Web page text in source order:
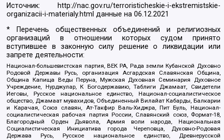
Источник:
http://nac.gov.ru/terroristicheskie-i-ekstremistskie-
organizacii-i-materialy.html данные на06.12.2021
* Перечень общественных объединений и религиозных
организаций в отношении которых судом принято
вступившее в законную силу решение о ликвидации или
запрете деятельности:
Национал-большевистская партия, ВЕК РА, Рада земли Кубанской Духовно
Родовой Державы Русь, организация Асгардская Славянская Община,
Община Капища Веды Перуна, Мужская Духовная Семинария Духовное
Учреждение, Нурджулар, К Богодержавию, Таблиги Джамаат, Свидетели
Иеговы, Русское национальное единство, Национал-социалистическое
общество, Джамаат мувахидов, Объединенный Вилайат Кабарды, Балкарии
и Карачая, Союз славян, Ат-Такфир Валь-Хиджра, Пит Буль, Национал-
социалистическая рабочая партия России, Славянский союз, Формат-18,
Благородный Орден Дьявола, Армия воли народа, Национальная
Социалистическая Инициатива города Череповца, Духовно-Родовая
Держава Русь, Русское национальное единство, Древнерусской